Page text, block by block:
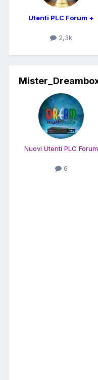
Utenti PLC Forum +
2,3k
Nuovi Utenti PLC Forum
6